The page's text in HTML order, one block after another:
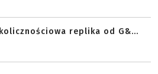
replika od G&...